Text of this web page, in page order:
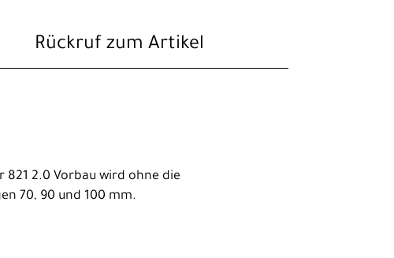
Rückruf zum Artikel
821 2.0 Vorbau wird ohne die
70, 90 und 100 mm.